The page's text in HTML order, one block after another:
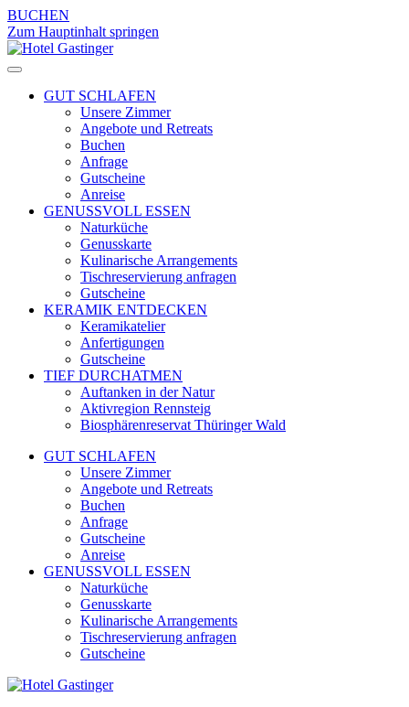
BUCHEN
Zum Hauptinhalt springen
GUT SCHLAFEN
Unsere Zimmer
Angebote und Retreats
Buchen
Anfrage
Gutscheine
Anreise
GENUSSVOLL ESSEN
Naturküche
Genusskarte
Kulinarische Arrangements
Tischreservierung anfragen
Gutscheine
KERAMIK ENTDECKEN
Keramikatelier
Anfertigungen
Gutscheine
TIEF DURCHATMEN
Auftanken in der Natur
Aktivregion Rennsteig
Biosphärenreservat Thüringer Wald
GUT SCHLAFEN
Unsere Zimmer
Angebote und Retreats
Buchen
Anfrage
Gutscheine
Anreise
GENUSSVOLL ESSEN
Naturküche
Genusskarte
Kulinarische Arrangements
Tischreservierung anfragen
Gutscheine